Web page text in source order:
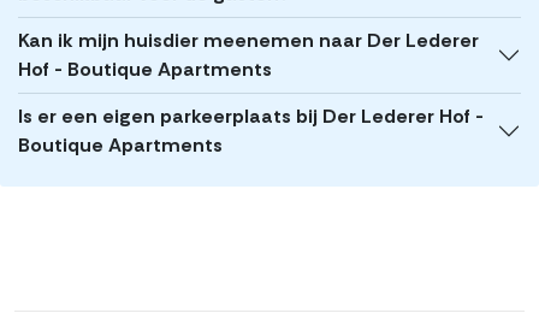
Kan ik mijn huisdier meenemen naar Der Lederer
Hof - Boutique Apartments
Is er een eigen parkeerplaats bij Der Lederer Hof -
Boutique Apartments